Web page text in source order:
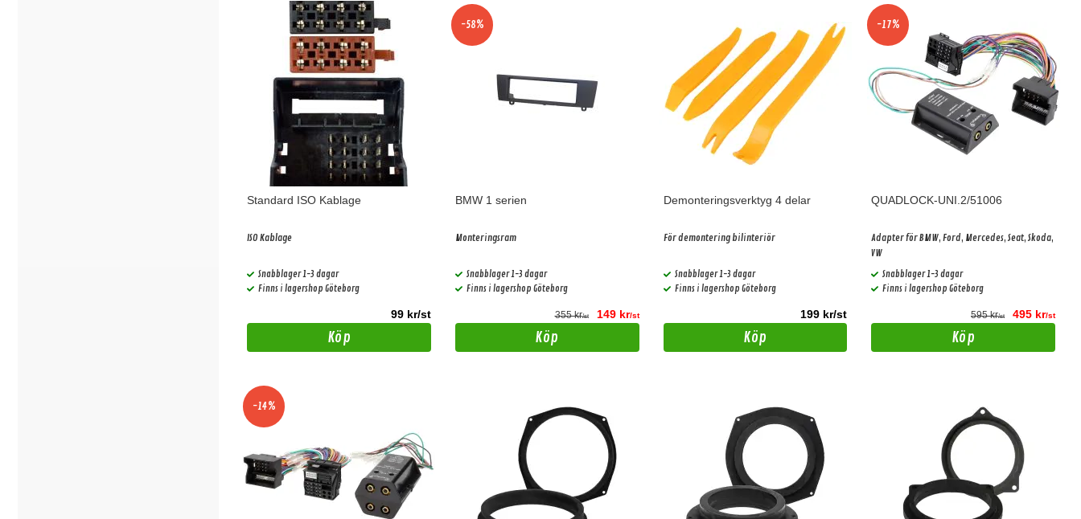
Standard ISO Kablage
ISO Kablage
Snabblager 1-3 dagar
Finns i lagershop Göteborg
99 kr/st
Köp
-58%
BMW 1 serien
Monteringsram
Snabblager 1-3 dagar
Finns i lagershop Göteborg
355 kr/st 149 kr/st
Köp
Demonteringsverktyg 4 delar
För demontering bilinteriör
Snabblager 1-3 dagar
Finns i lagershop Göteborg
199 kr/st
Köp
-17%
QUADLOCK-UNI.2/51006
Adapter för BMW, Ford, Mercedes, Seat, Skoda,
VW
Snabblager 1-3 dagar
Finns i lagershop Göteborg
595 kr/st 495 kr/st
Köp
-14%